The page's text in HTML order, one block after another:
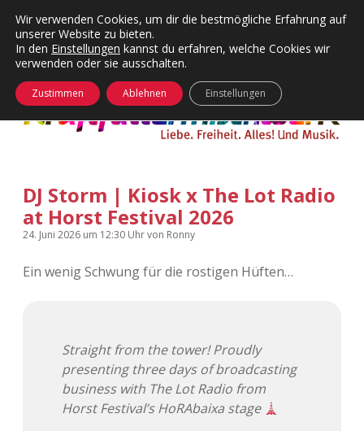
Kategorien
Menü
24 Hours Chilling
Die Wende
KFMW-Disco
kfmw.stuff
Kopfkinomusik
Täglicher Sinnwahn
Visuelles
KFMW-Disco
Dates
Contact
Adventskalender
Adventskalender 2010
Adventskalender 2012
Adventskalender 2013
facebookinstagram
rss soundcloud
vimeoBluesky
öffnen
DJ Storm | Kiosk x The Lot Radio
at Horst Festival 2026
24. Juni 2026 um 12:30 Uhrvon Ronny
Ein wenig Schwung für die rostigen Hüften…
Straight from the tower! Proudly
presenting three days of broadcasting
business with The Lot Radio from
Horst Festival’s HoRAbaixa stage
Wir verwenden Cookies, um dir die bestmögliche Erfahrung auf
unserer Website zu bieten.
In den Einstellungen kannst du erfahren, welche Cookies wir
verwenden oder sie ausschalten.
Zustimmen Ablehnen Einstellungen